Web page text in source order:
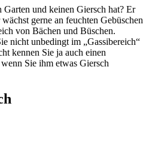
Garten und keinen Giersch hat? Er
gerne an feuchten Gebüschen
von Bächen und Büschen.
nicht unbedingt im „Gassibereich“
kennen Sie ja auch einen
Sie ihm etwas Giersch